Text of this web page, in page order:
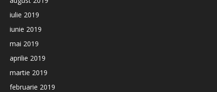
iulie 2019
iunie 2019
mai 2019
aprilie 2019
martie 2019
februarie 2019